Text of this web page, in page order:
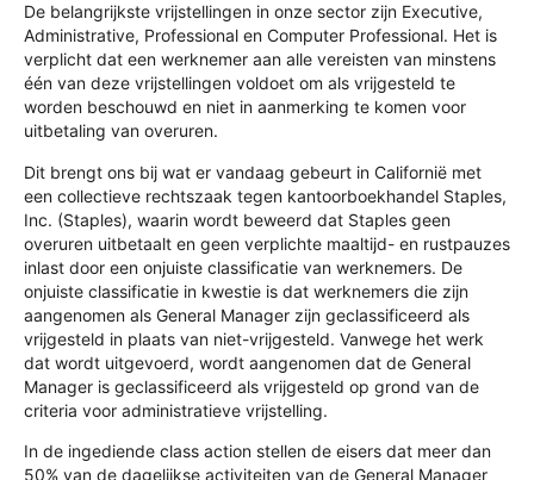
De belangrijkste vrijstellingen in onze sector zijn Executive,
Administrative, Professional en Computer Professional. Het is
verplicht dat een werknemer aan alle vereisten van minstens
één van deze vrijstellingen voldoet om als vrijgesteld te
worden beschouwd en niet in aanmerking te komen voor
uitbetaling van overuren.
Dit brengt ons bij wat er vandaag gebeurt in Californië met
een collectieve rechtszaak tegen kantoorboekhandel Staples,
Inc. (Staples), waarin wordt beweerd dat Staples geen
overuren uitbetaalt en geen verplichte maaltijd- en rustpauzes
inlast door een onjuiste classificatie van werknemers. De
onjuiste classificatie in kwestie is dat werknemers die zijn
aangenomen als General Manager zijn geclassificeerd als
vrijgesteld in plaats van niet-vrijgesteld. Vanwege het werk
dat wordt uitgevoerd, wordt aangenomen dat de General
Manager is geclassificeerd als vrijgesteld op grond van de
criteria voor administratieve vrijstelling.
In de ingediende class action stellen de eisers dat meer dan
50% van de dagelijkse activiteiten van de General Manager